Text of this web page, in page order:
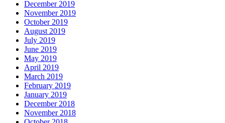
December 2019
November 2019
October 2019
August 2019
July 2019
June 2019
May 2019
April 2019
March 2019
February 2019
January 2019
December 2018
November 2018